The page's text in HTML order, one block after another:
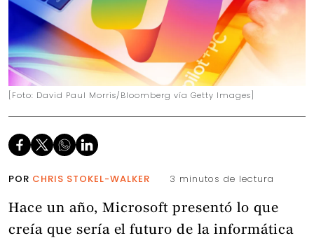
[Foto: David Paul Morris/Bloomberg vía Getty Images]
POR CHRIS STOKEL-WALKER 3 minutos de lectura
Hace un año, Microsoft presentó lo que
creía que sería el futuro de la informática